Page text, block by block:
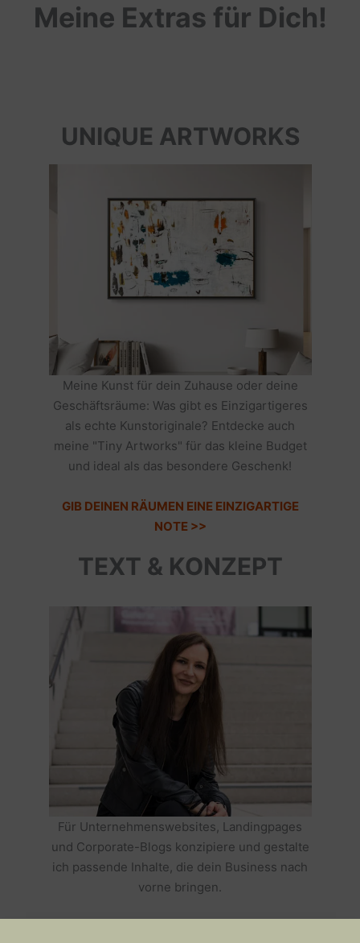
Meine Extras für Dich!
UNIQUE ARTWORKS
Meine Kunst für dein Zuhause oder deine
Geschäftsräume: Was gibt es Einzigartigeres
als echte Kunstoriginale? Entdecke auch
meine "Tiny Artworks" für das kleine Budget
und ideal als das besondere Geschenk!
GIB DEINEN RÄUMEN EINE EINZIGARTIGE
NOTE >>
TEXT & KONZEPT
Für Unternehmenswebsites, Landingpages
und Corporate-Blogs konzipiere und gestalte
ich passende Inhalte, die dein Business nach
vorne bringen.